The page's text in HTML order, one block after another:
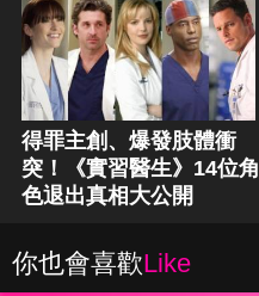
得罪主創、爆發肢體衝
突！《實習醫生》14位角
色退出真相大公開
你也會喜歡Like